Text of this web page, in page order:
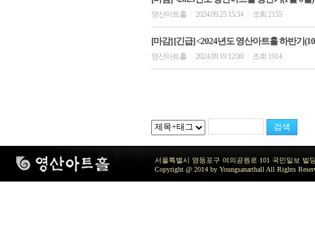
영산아트홀 2024.09.25 15:34 조회 2155
[마감] [긴급] <2024년도 영산아트홀 하반기
영산아트홀 2024.09.19 12:00 조회 1914
서울특별시 영등포구 여의공원로 101 국민일보 빌
Copyright @ 2014 by Youngsanarthall All Rights